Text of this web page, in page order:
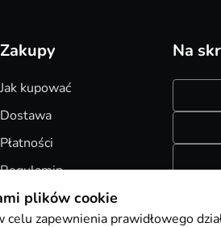
Zakupy
Jak kupować
Dostawa
Płatności
Regulamin
Zwroty
Na
plików cookie
zapewnienia prawidłowego